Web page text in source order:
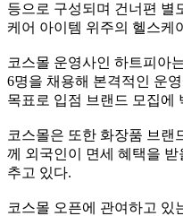
등으로 구성되며 건너편 별
케어 아이템 위주의 헬스케
코스몰 운영사인 하트피아
6명을 채용해 본격적인 운
목표로 입점 브랜드 모집에
코스몰은 또한 화장품 브랜
께 외국인이 면세 혜택을
추고 있다.
코스몰 오픈에 관여하고 있